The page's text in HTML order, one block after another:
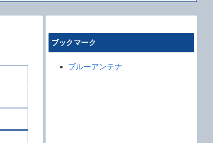
ブックマーク
ブルーアンテナ